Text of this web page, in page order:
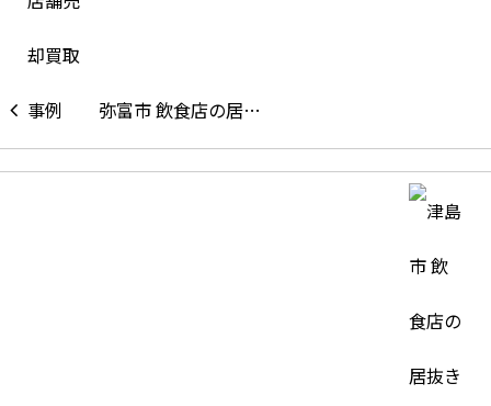
弥富市 飲食店の居…